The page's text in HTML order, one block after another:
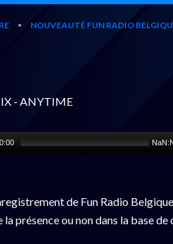
• NOUVEAUTÉ FUN RADIO
- ANYTIME
de Fun Radio
présence ou non dans la base